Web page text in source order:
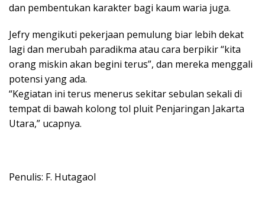
dan pembentukan karakter bagi kaum waria juga.
Jefry mengikuti pekerjaan pemulung biar lebih dekat
lagi dan merubah paradikma atau cara berpikir “kita
orang miskin akan begini terus”, dan mereka menggali
potensi yang ada.
“Kegiatan ini terus menerus sekitar sebulan sekali di
tempat di bawah kolong tol pluit Penjaringan Jakarta
Utara,” ucapnya.
Penulis: F. Hutagaol